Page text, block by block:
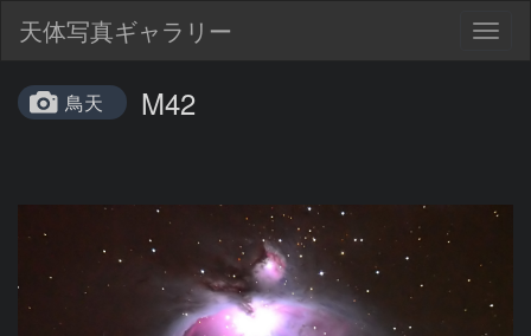
天体写真ギャラリー
鳥天 M42